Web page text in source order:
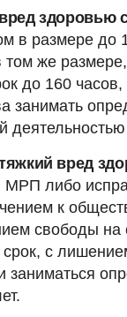
вред здоровью
в размере
же
до 160 часов,
занимать
вред
либо
к
свободы на
с